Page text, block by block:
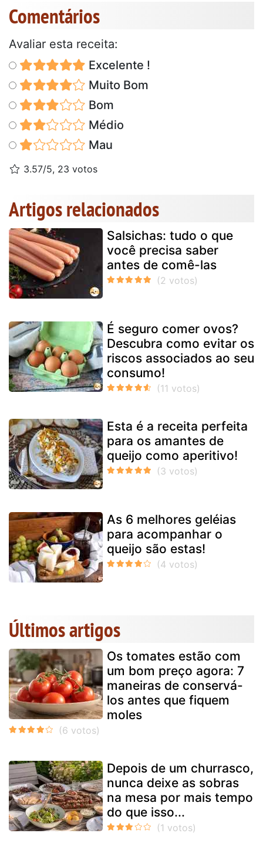
Comentários
Avaliar esta receita:
Excelente !
Muito Bom
Bom
Médio
Mau
3.57/5, 23 votos
Artigos relacionados
Salsichas: tudo o que
você precisa saber
antes de comê-las
É seguro comer ovos?
Descubra como evitar os
riscos associados ao seu
consumo!
Esta é a receita perfeita
para os amantes de
queijo como aperitivo!
As 6 melhores geléias
para acompanhar o
queijo são estas!
Últimos artigos
Os tomates estão com
um bom preço agora: 7
maneiras de conservá-
los antes que fiquem
moles
Depois de um churrasco,
nunca deixe as sobras
na mesa por mais tempo
do que isso...